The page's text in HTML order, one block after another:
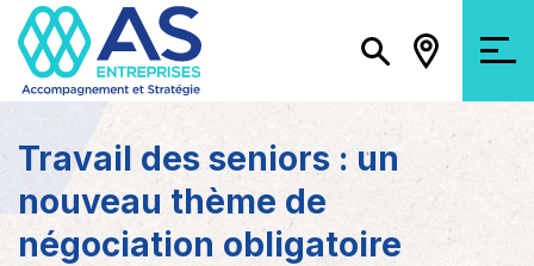
Travail des seniors : un
nouveau thème de
négociation obligatoire